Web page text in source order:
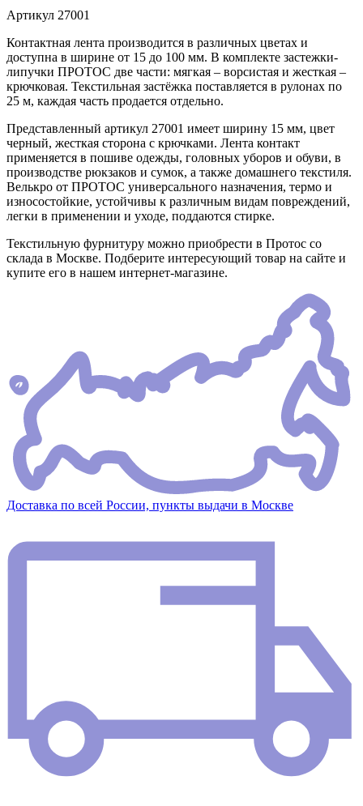
Артикул 27001
Контактная лента производится в различных цветах и
доступна в ширине от 15 до 100 мм. В комплекте застежки-
липучки ПРОТОС две части: мягкая – ворсистая и жесткая –
крючковая. Текстильная застёжка поставляется в рулонах по
25 м, каждая часть продается отдельно.
Представленный артикул 27001 имеет ширину 15 мм, цвет
черный, жесткая сторона с крючками. Лента контакт
применяется в пошиве одежды, головных уборов и обуви, в
производстве рюкзаков и сумок, а также домашнего текстиля.
Велькро от ПРОТОС универсального назначения, термо и
износостойкие, устойчивы к различным видам повреждений,
легки в применении и уходе, поддаются стирке.
Текстильную фурнитуру можно приобрести в Протос со
склада в Москве. Подберите интересующий товар на сайте и
купите его в нашем интернет-магазине.
Доставка по всей России, пункты выдачи в Москве